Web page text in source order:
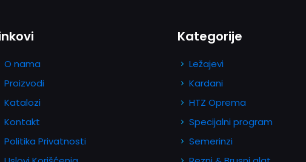
O nama
Proizvodi
Katalozi
Kontakt
Politika Privatnosti
Kategorije
Ležajevi
Kardani
HTZ Oprema
Specijalni program
Semerinzi